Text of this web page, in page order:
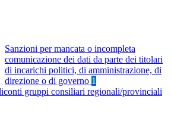
Sanzioni per mancata o incompleta
comunicazione dei dati da parte dei titolari
di incarichi politici, di amministrazione, di
direzione o di governo 1
gruppi consiliari regionali/provinciali